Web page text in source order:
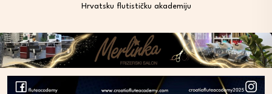
Hrvatsku flutističku akademiju